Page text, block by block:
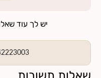
יש לך עוד
שאלות תשובות